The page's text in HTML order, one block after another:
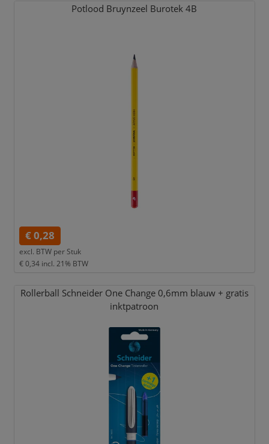
Potlood Bruynzeel Burotek 4B
€ 0,28
excl. BTW per Stuk
€ 0,34 incl. 21% BTW
Rollerball Schneider One Change 0,6mm blauw + gratis
inktpatroon